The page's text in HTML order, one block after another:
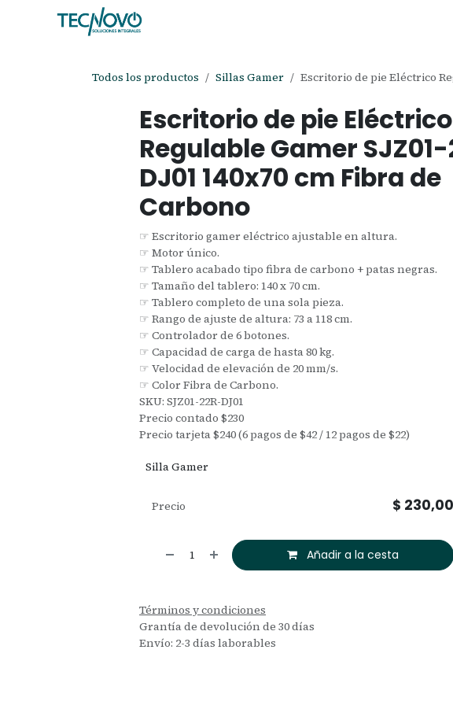
Todos los productos Sillas Gamer Escritorio de pie Eléctrico
Escritorio de pie Eléctrico
Regulable Gamer
DJ01 140x70 cm Fibra de
Carbono
☞ Escritorio gamer eléctrico ajustable en altura.
☞ Motor único.
☞ Tablero acabado tipo fibra de carbono + patas negras.
☞ Tamaño del tablero: 140 x 70 cm.
☞ Tablero completo de una sola pieza.
☞ Rango de ajuste de altura: 73 a 118 cm.
☞ Controlador de 6 botones.
☞ Capacidad de carga de hasta 80 kg.
☞ Velocidad de elevación de 20 mm/s.
☞ Color Fibra de Carbono.
SKU: SJZ01-22R-DJ01
Precio contado $230
Precio tarjeta $240 (6 pagos de $42 / 12 pagos de $22)
Silla Gamer
Añadir a la cesta
Precio $ 230,00
Términos y condiciones
Grantía de devolución de 30 días
Envío: 2-3 días laborables